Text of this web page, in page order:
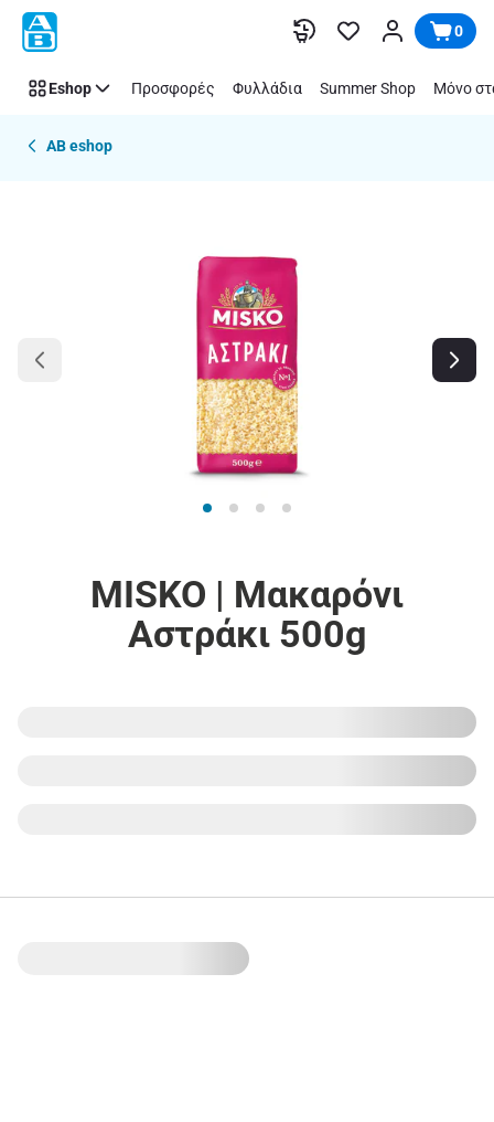
Παράλειψη 0
Eshop Προσφορές Φυλλάδια Summer Shop Μόνο
AB eshop
MISKO | Μακαρόνι
Αστράκι 500g